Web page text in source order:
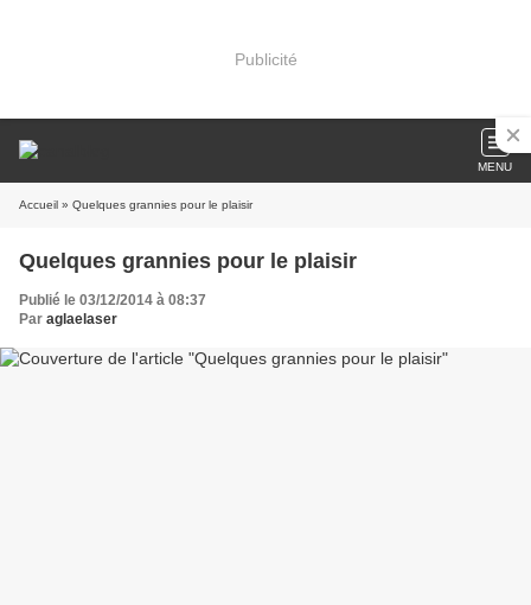
Publicité
MENU
Accueil » Quelques grannies pour le plaisir
Quelques grannies pour le plaisir
Publié le 03/12/2014 à 08:37
Par aglaelaser